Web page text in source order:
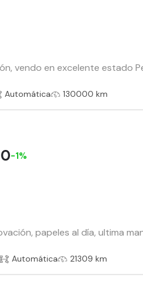
vendo en excelente estado
Automática 130000 km
papeles al día, ultima
-1%
Automática 21309 km